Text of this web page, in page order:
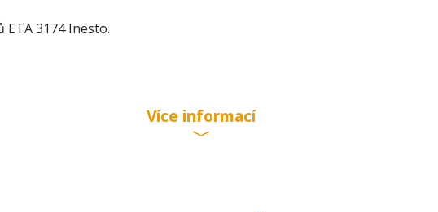
ETA 3174 Inesto.
Více informací